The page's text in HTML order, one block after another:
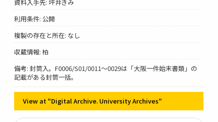
資料入手先: 坪井きみ
利用条件: 公開
複製の存在と所在: なし
収蔵情報: 柏
備考: 封筒入。F0006/S01/0011～0029は「大阪一件始末書類」の
記載がある封筒一括。
View at "Digital Archive. University Archives"